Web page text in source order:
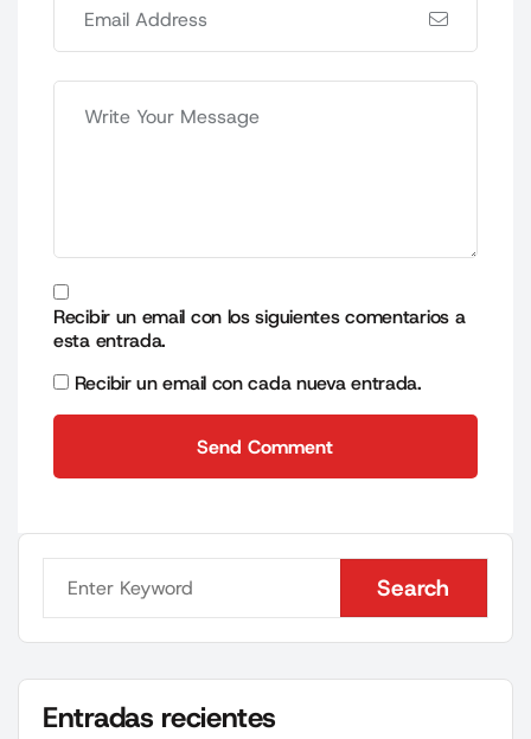
Recibir un email con los siguientes comentarios a
esta entrada.
Recibir un email con cada nueva entrada.
Send Comment
Search
Search
Entradas recientes